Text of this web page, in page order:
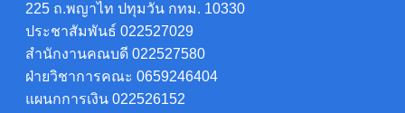
225 ถ.พญาไท ปทุมวัน กทม. 10330
ประชาสัมพันธ์ 022527029
สำนักงานคณบดี 022527580
ฝ่ายวิชาการคณะ 0659246404
แผนกการเงิน 022526152